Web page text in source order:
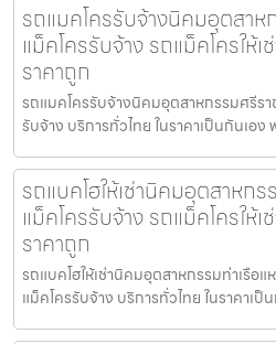
รถแมคโครรับจ้างนิคมอุตสาห
แม็คโครรับจ้าง รถแม็คโครให้
ราคาถูก
รถแมคโครรับจ้างนิคมอุตสาหกรรมศรีรา
รับจ้าง บริการทั่วไทย ในราคาเป็นกันเอ
รถแบคโฮให้เช่านิคมอุตสาหก
แม็คโครรับจ้าง รถแม็คโครให้
ราคาถูก
รถแบคโฮให้เช่านิคมอุตสาหกรรมท่าเรือแ
แม็คโครรับจ้าง บริการทั่วไทย ในราคาเ